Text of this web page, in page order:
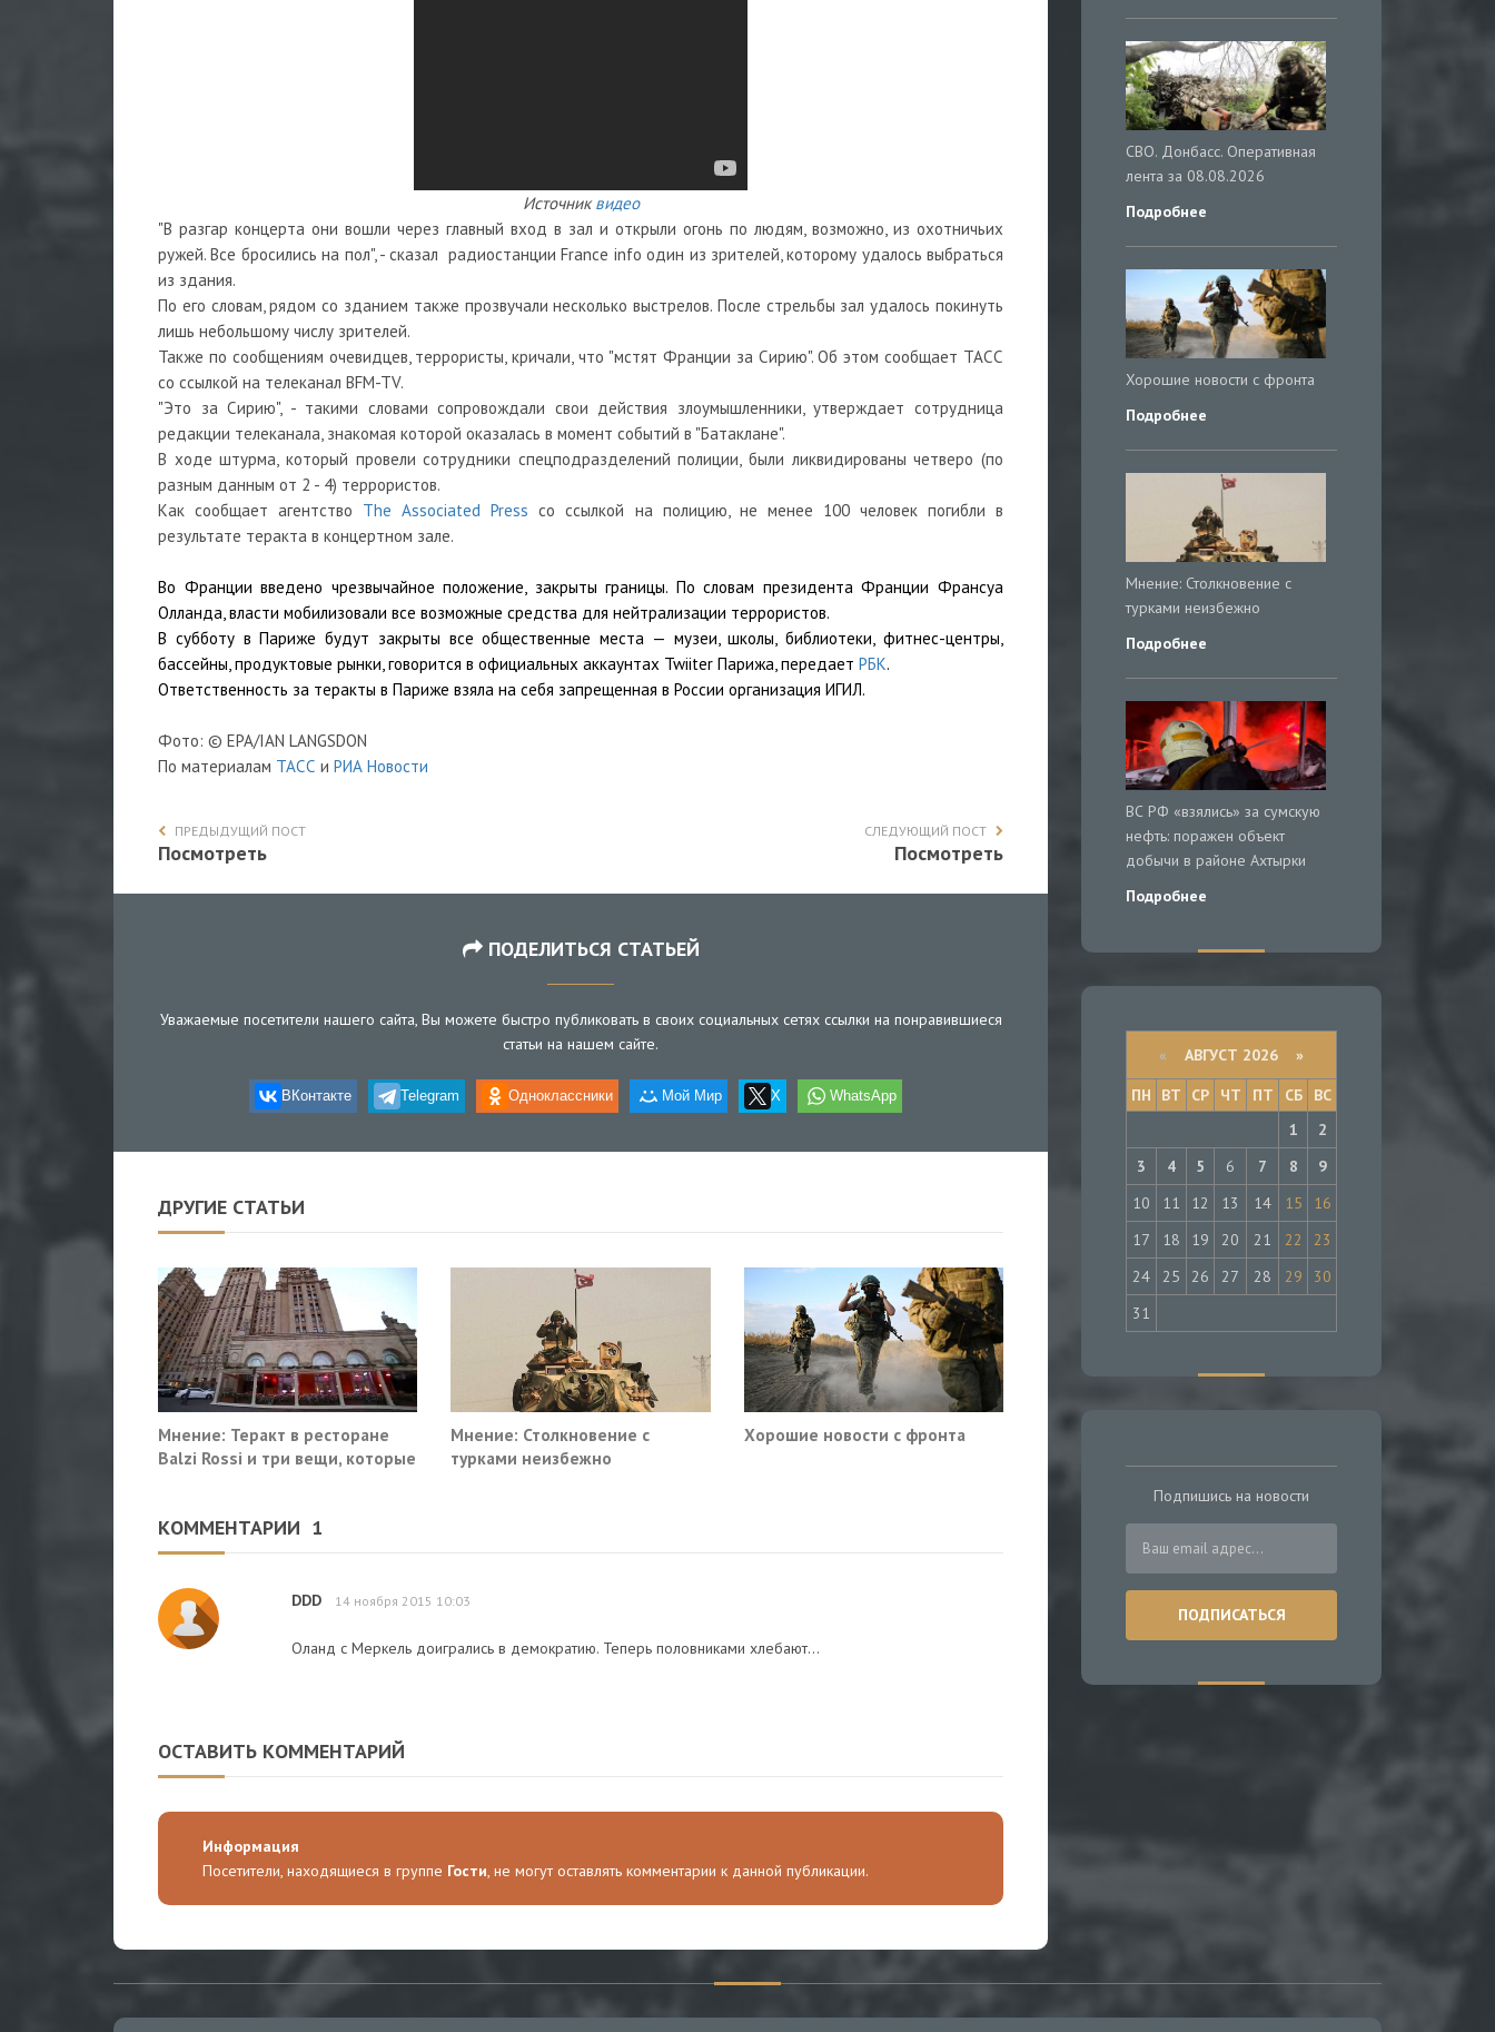
Источниквидео
"В разгар концерта они вошли через главный вход в зал и открыли огонь по людям, возможно, из охотничьих
ружей. Все бросились на пол", - сказал радиостанции France info один из зрителей, которому удалось выбраться
из здания.
По его словам, рядом со зданием также прозвучали несколько выстрелов. После стрельбы зал удалось покинуть
лишь небольшому числу зрителей.
Также по сообщениям очевидцев, террористы, кричали, что "мстят Франции за Сирию". Об этом сообщает ТАСС
со ссылкой на телеканал BFM-TV.
"Это за Сирию", - такими словами сопровождали свои действия злоумышленники, утверждает сотрудница
редакции телеканала, знакомая которой оказалась в момент событий в "Батаклане".
В ходе штурма, который провели сотрудники спецподразделений полиции, были ликвидированы четверо (по
разным данным от 2 - 4) террористов.
Как сообщает агентство The Associated Press со ссылкой на полицию, не менее 100 человек погибли в
результате теракта в концертном зале.
Во Франции введено чрезвычайное положение, закрыты границы. По словам президента Франции Франсуа
Олланда, власти мобилизовали все возможные средства для нейтрализации террористов.
В субботу в Париже будут закрыты все общественные места — музеи, школы, библиотеки, фитнес-центры,
бассейны, продуктовые рынки, говорится в официальных аккаунтах Twiiter Парижа, передает РБК.
Ответственность за теракты в Париже взяла на себя запрещенная в России организация ИГИЛ.
Фото: © EPA/IAN LANGSDON
По материалам ТАСС и РИА Новости
ПРЕДЫДУЩИЙ ПОСТ
Посмотреть
СЛЕДУЮЩИЙ ПОСТ
Посмотреть
ПОДЕЛИТЬСЯ СТАТЬЕЙ
Уважаемые посетители нашего сайта, Вы можете быстро публиковать в своих социальных сетях ссылки на понравившиеся
статьи на нашем сайте.
ВКонтакте Telegram Одноклассники Мой Мир X WhatsApp
ДРУГИЕ СТАТЬИ
Мнение: Теракт в ресторане
Balzi Rossi и три вещи, которые
Мнение: Столкновение с
турками неизбежно
Хорошие новости с фронта
КОММЕНТАРИИ 1
DDD 14 ноября 2015 10:03
Оланд с Меркель доигрались в демократию. Теперь половниками хлебают...
ОСТАВИТЬ КОММЕНТАРИЙ
Информация
Посетители, находящиеся в группе Гости, не могут оставлять комментарии к данной публикации.
СВО. Донбасс. Оперативная
лента за 08.08.2026
Подробнее
Хорошие новости с фронта
Подробнее
Мнение: Столкновение с
турками неизбежно
Подробнее
ВС РФ «взялись» за сумскую
нефть: поражен объект
добычи в районе Ахтырки
Подробнее
« АВГУСТ 2026 »
ПН
ВТ СР ЧТ ПТ СБ
ВС
1
2
3
4 5 6 7 8
9
10
11 12 13 14 15
16
17
18 19 20 21 22
23
24
25 26 27 28 29
30
31
Подпишись на новости